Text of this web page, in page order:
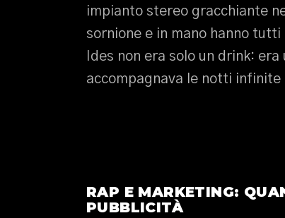
impianto stereo gracchiante
sornione e in mano hanno
Ides non era solo un drink: era
accompagnava le notti
RAP E MARKETING:
PUBBLICITÀ